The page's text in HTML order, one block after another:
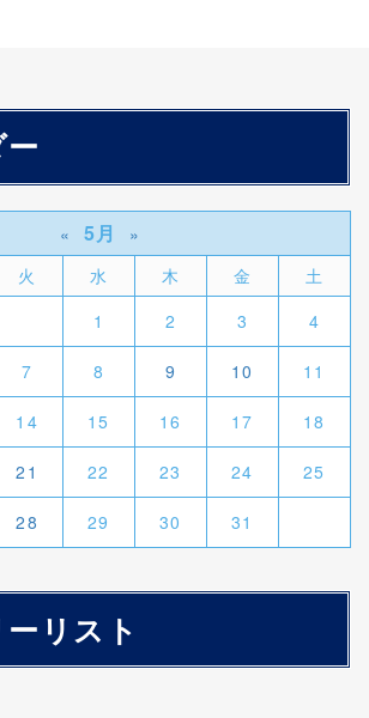
« 5月
»
火 水 木 金
土
1
2 3 4
7 8 9 10 11
14 15 16 17 18
21 22 23 24 25
28 29 30 31
リスト